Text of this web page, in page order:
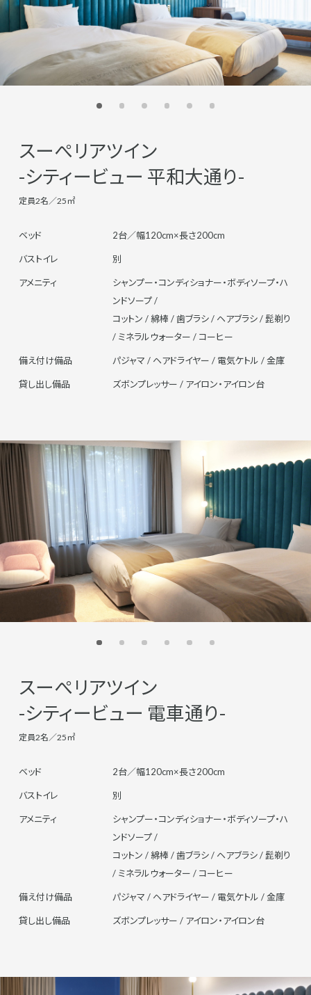
スーぺリアツイン
-シティービュー 平和大通り-
定員2名／25㎡
ベッド 2台／幅120cm×長さ200cm
バストイレ 別
アメニティ
シャンプー・コンディショナー・ボディソープ・ハ
ンドソープ /
コットン / 綿棒 / 歯ブラシ / ヘアブラシ / 髭剃り
/ ミネラルウォーター / コーヒー
備え付け備品 パジャマ / ヘアドライヤー / 電気ケトル / 金庫
貸し出し備品 ズボンプレッサー / アイロン・アイロン台
スーぺリアツイン
-シティービュー 電車通り-
定員2名／25㎡
ベッド 2台／幅120cm×長さ200cm
バストイレ 別
アメニティ
シャンプー・コンディショナー・ボディソープ・ハ
ンドソープ /
コットン / 綿棒 / 歯ブラシ / ヘアブラシ / 髭剃り
/ ミネラルウォーター / コーヒー
備え付け備品 パジャマ / ヘアドライヤー / 電気ケトル / 金庫
貸し出し備品 ズボンプレッサー / アイロン・アイロン台